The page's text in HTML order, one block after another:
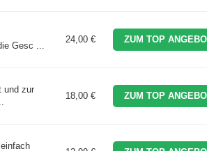
Gesc ...
24,00 € ZUM TOP
und zur
18,00 € ZUM TOP